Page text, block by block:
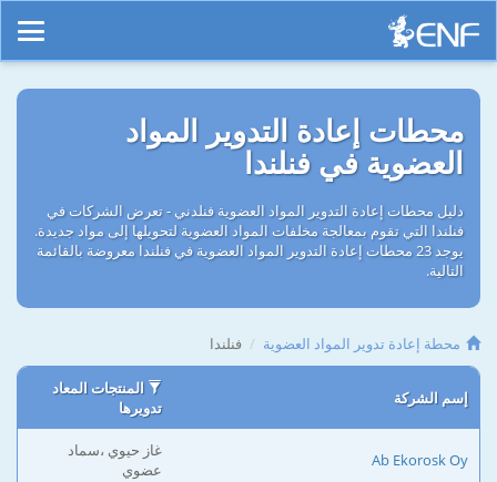
محطات إعادة التدوير المواد
العضوية في فنلندا
دليل محطات إعادة التدوير المواد العضوية فنلدني - تعرض الشركات في
فنلندا التي تقوم بمعالجة مخلفات المواد العضوية لتحويلها إلى مواد جديدة.
يوجد 23 محطات إعادة التدوير المواد العضوية في فنلندا معروضة بالقائمة
التالية.
محطة إعادة تدوير المواد العضوية فنلندا
إسم الشركة
المنتجات المعاد
تدويرها
Ab Ekorosk Oy
غاز حيوي ،سماد
عضوي